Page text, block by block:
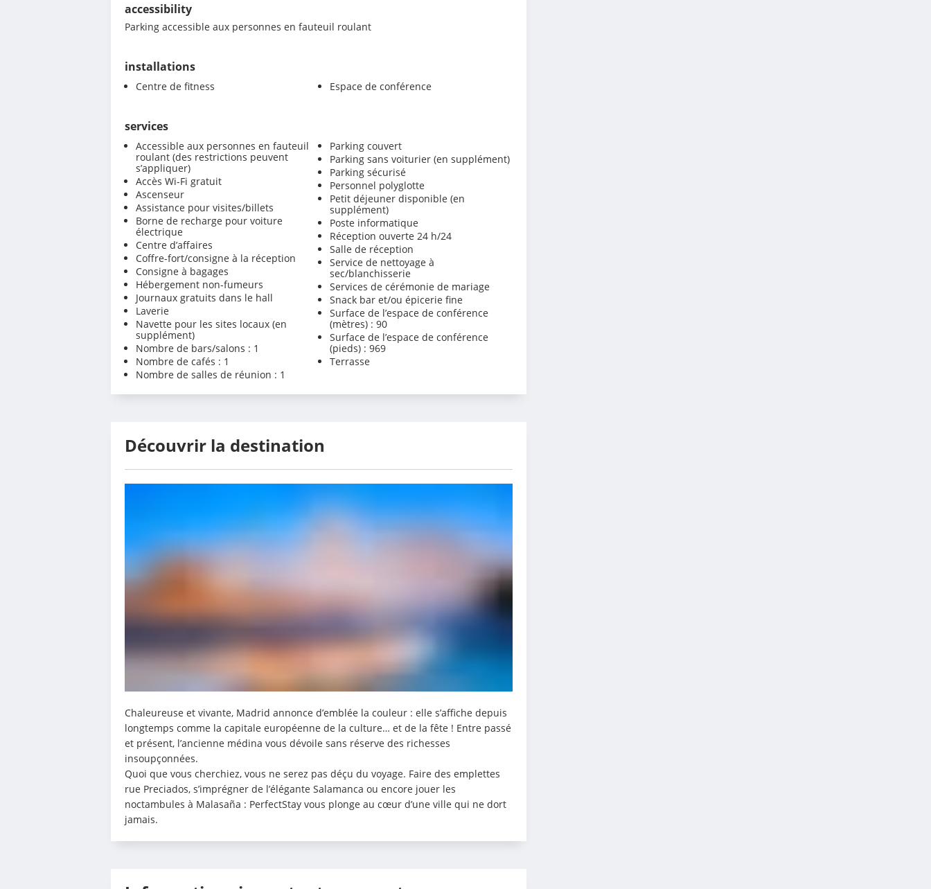
accessibility
Parking accessible aux personnes en fauteuil roulant
installations
Centre de fitness Espace de conférence
services
Accessible aux personnes en fauteuil
roulant (des restrictions peuvent
s’appliquer)
Accès Wi-Fi gratuit
Ascenseur
Assistance pour visites/billets
Borne de recharge pour voiture
électrique
Centre d’affaires
Coffre-fort/consigne à la réception
Consigne à bagages
Hébergement non-fumeurs
Journaux gratuits dans le hall
Laverie
Navette pour les sites locaux (en
supplément)
Nombre de bars/salons : 1
Nombre de cafés : 1
Nombre de salles de réunion : 1
Parking couvert
Parking sans voiturier (en supplément)
Parking sécurisé
Personnel polyglotte
Petit déjeuner disponible (en
supplément)
Poste informatique
Réception ouverte 24 h/24
Salle de réception
Service de nettoyage à
sec/blanchisserie
Services de cérémonie de mariage
Snack bar et/ou épicerie fine
Surface de l’espace de conférence
(mètres) : 90
Surface de l’espace de conférence
(pieds) : 969
Terrasse
Découvrir la destination
Chaleureuse et vivante, Madrid annonce d’emblée la couleur : elle s’affiche depuis
longtemps comme la capitale européenne de la culture… et de la fête ! Entre passé
et présent, l’ancienne médina vous dévoile sans réserve des richesses
insoupçonnées.
Quoi que vous cherchiez, vous ne serez pas déçu du voyage. Faire des emplettes
rue Preciados, s’imprégner de l’élégante Salamanca ou encore jouer les
noctambules à Malasaña : PerfectStay vous plonge au cœur d’une ville qui ne dort
jamais.